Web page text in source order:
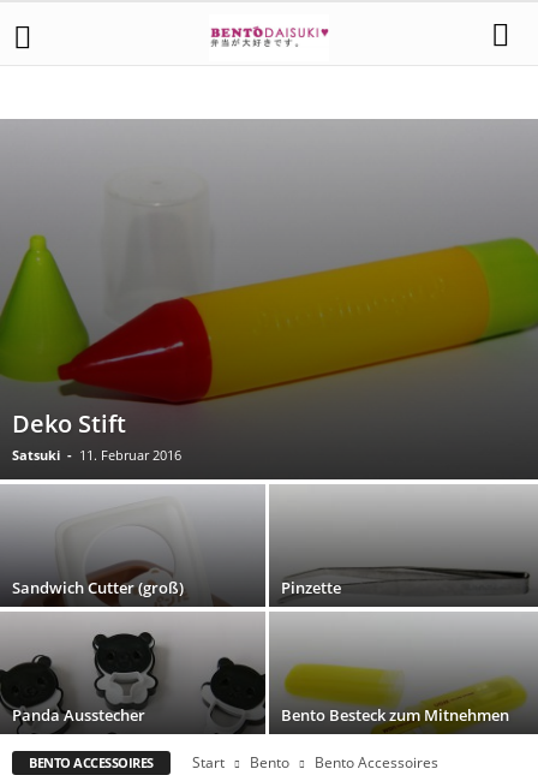
Deko Stift
Satsuki - 11. Februar 2016
Sandwich Cutter (groß) Pinzette
Panda Ausstecher Bento Besteck zum Mitnehmen
BENTO ACCESSOIRES Start Bento Bento Accessoires